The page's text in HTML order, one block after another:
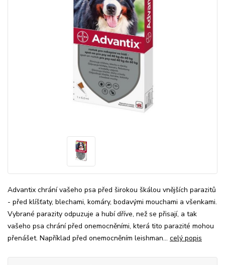
Advantix chrání vašeho psa před širokou škálou vnějších parazitů
- před klíšťaty, blechami, komáry, bodavými mouchami a všenkami.
Vybrané parazity odpuzuje a hubí dříve, než se přisají, a tak
vašeho psa chrání před onemocněními, která tito parazité mohou
přenášet. Například před onemocněním leishman... celý popis